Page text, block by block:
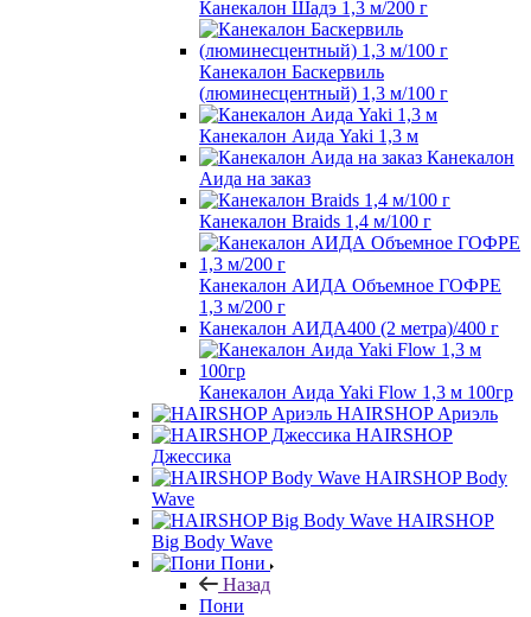
Канекалон Шадэ 1,3 м/200 г
Канекалон Баскервиль
(люминесцентный) 1,3 м/100 г
Канекалон Аида Yaki 1,3 м
Канекалон
Аида на заказ
Канекалон Braids 1,4 м/100 г
Канекалон АИДА Объемное ГОФРЕ
1,3 м/200 г
Канекалон АИДА400 (2 метра)/400 г
Канекалон Аида Yaki Flow 1,3 м 100гр
HAIRSHOP Ариэль
HAIRSHOP
Джессика
HAIRSHOP Body
Wave
HAIRSHOP
Big Body Wave
Пони
Назад
Пони